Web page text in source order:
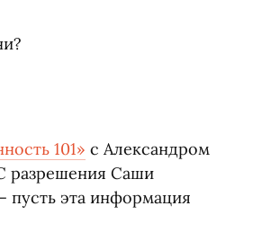
101» с Александром
разрешения Саши
пусть эта информация